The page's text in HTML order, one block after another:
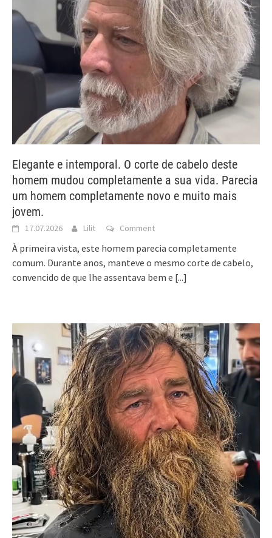
Elegante e intemporal. O corte de cabelo deste
homem mudou completamente a sua vida. Parecia
um homem completamente novo e muito mais
jovem.
17.07.2026 Lilit Comment
À primeira vista, este homem parecia completamente
comum. Durante anos, manteve o mesmo corte de cabelo,
convencido de que lhe assentava bem e [...]